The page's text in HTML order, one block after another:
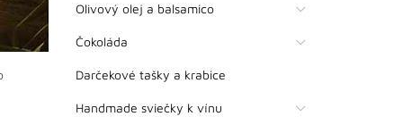
Olivový olej a balsamico
Čokoláda
Darčekové tašky a krabice
Handmade sviečky k vínu